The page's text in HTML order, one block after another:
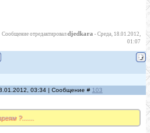
Сообщение отредактировал djedkara - Среда, 18.01.2012,
01:07
03:34 | Сообщение # 103
?.......